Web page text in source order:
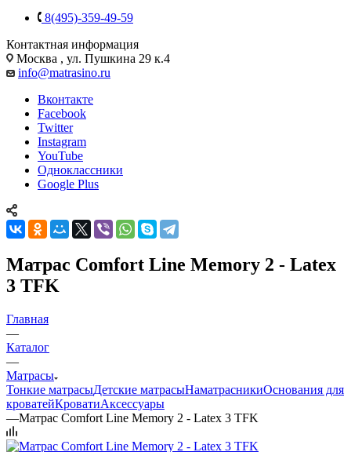
8(495)-359-49-59
Контактная информация
Москва , ул. Пушкина 29 к.4
info@matrasino.ru
Вконтакте
Facebook
Twitter
Instagram
YouTube
Одноклассники
Google Plus
Матрас Comfort Line Memory 2 - Latex
3 TFK
Главная
—
Каталог
—
Матрасы
Тонкие матрасыДетские матрасыНаматрасникиОснования для
кроватейКроватиАксессуары
—Матрас Comfort Line Memory 2 - Latex 3 TFK